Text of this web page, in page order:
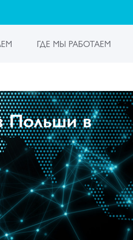
ГДЕ МЫ РАБОТАЕМ
Польши в